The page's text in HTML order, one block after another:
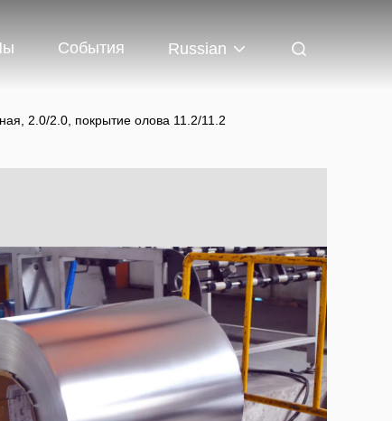
События Russian
2.0/2.0, покрытие олова 11.2/11.2